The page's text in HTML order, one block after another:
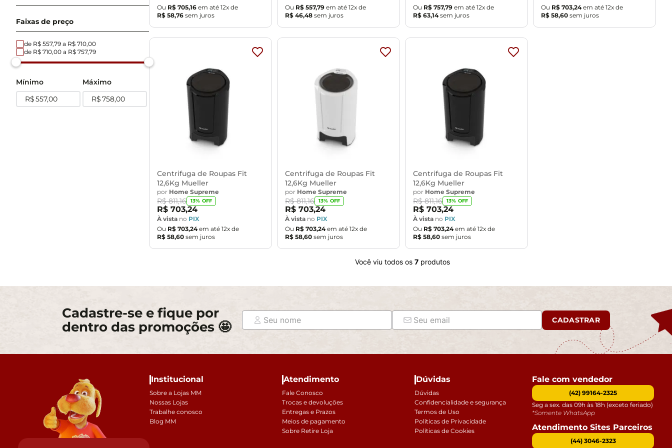
110 V
220 V
127 V
Faixas de preço
de R$ 557,79 a R$ 710,00
de R$ 710,00 a R$ 757,79
Mínimo
R$
Máximo
R$
Ou R$ 705,16 em até 12x de
R$ 58,76 sem juros
Ou R$ 557,79 em até 12x de
R$ 46,48 sem juros
Ou R$ 757,79 em até 12x de
R$ 63,14sem juros
Ou R$ 703,24em até 12x de
R$ 58,60 sem juros
Centrifuga de Roupas Fit
12,6Kg Mueller
por Home Supreme
R$ 811,16 13% OFF
R$ 703,24
À vista no PIX
Ou R$ 703,24em até 12x de
R$ 58,60 sem juros
Centrifuga de Roupas Fit
12,6Kg Mueller
por Home Supreme
R$ 811,16 13% OFF
R$ 703,24
À vista no PIX
Ou R$ 703,24em até 12x de
R$ 58,60 sem juros
Centrifuga de Roupas Fit
12,6Kg Mueller
por Home Supreme
R$ 811,16 13% OFF
R$ 703,24
À vista no PIX
Ou R$ 703,24em até 12x de
R$ 58,60 sem juros
Você viu todos os 7 produtos
Cadastre-se e fique por
dentro das promoções 🤩
CADASTRAR
Institucional
Sobre a Lojas MM
Nossas Lojas
Trabalhe conosco
Blog MM
Atendimento
Fale Conosco
Trocas e devoluções
Entregas e Prazos
Meios de pagamento
Sobre Retire Loja
Dúvidas
Dúvidas
Confidencialidade e segurança
Termos de Uso
Políticas de Privacidade
Políticas de Cookies
Fale com vendedor
(42) 99164-2325
Seg a sex. das 09h às 18h (exceto feriado)
*Somente WhatsApp
Atendimento Sites Parceiros
(44) 3046-2323